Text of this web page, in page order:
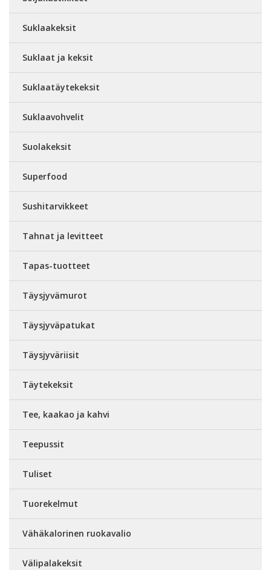
Suklaakeksit
Suklaat ja keksit
Suklaatäytekeksit
Suklaavohvelit
Suolakeksit
Superfood
Sushitarvikkeet
Tahnat ja levitteet
Tapas-tuotteet
Täysjyvämurot
Täysjyväpatukat
Täysjyväriisit
Täytekeksit
Tee, kaakao ja kahvi
Teepussit
Tuliset
Tuorekelmut
Vähäkalorinen ruokavalio
Välipalakeksit